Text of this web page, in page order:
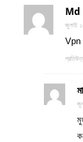
জুলাই
Vpn